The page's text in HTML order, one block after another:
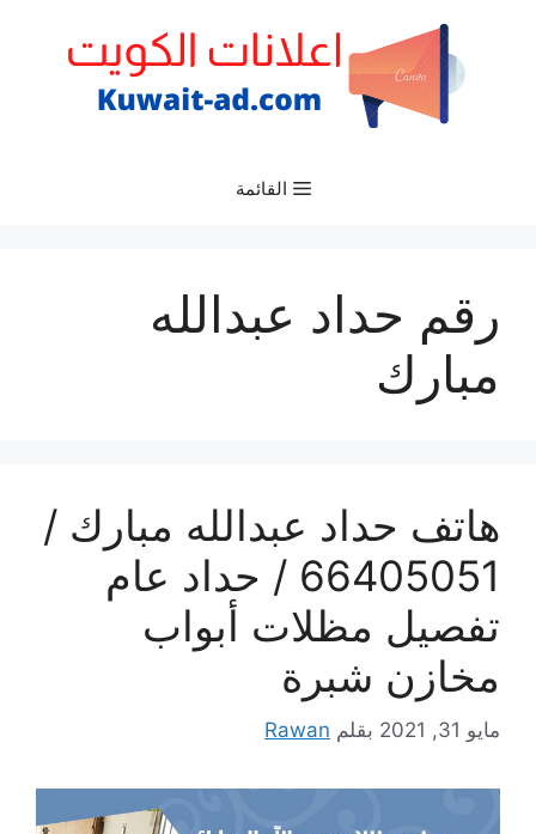
القائمة
رقم حداد عبدالله
مبارك
هاتف حداد عبدالله مبارك /
66405051 / حداد عام
تفصيل مظلات أبواب
مخازن شبرة
مايو 31, 2021 بقلم Rawan